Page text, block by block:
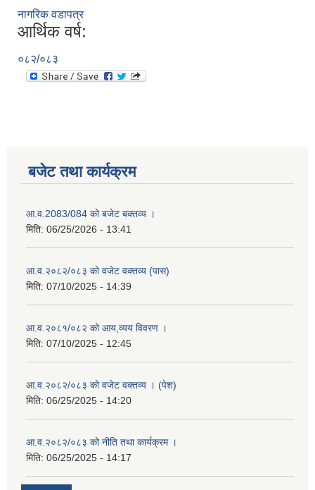
नागरिक वडापत्र
आर्थिक वर्ष:
०८२/०८३
बजेट तथा कार्यक्रम
आ.व.2083/084 को बजेट बक्तव्य ।
मिति: 06/25/2026 - 13:41
आ.व.२०८२/०८३ को वजेट वक्तव्य (पास)
मिति: 07/10/2025 - 14:39
आ.व.२०८१/०८२ को आय,व्यय विवरण ।
मिति: 07/10/2025 - 12:45
आ.व.२०८२/०८३ को वजेट वक्तव्य । (पेश)
मिति: 06/25/2025 - 14:20
आ.व.२०८२/०८३ को नीति तथा कार्यक्रम ।
मिति: 06/25/2025 - 14:17